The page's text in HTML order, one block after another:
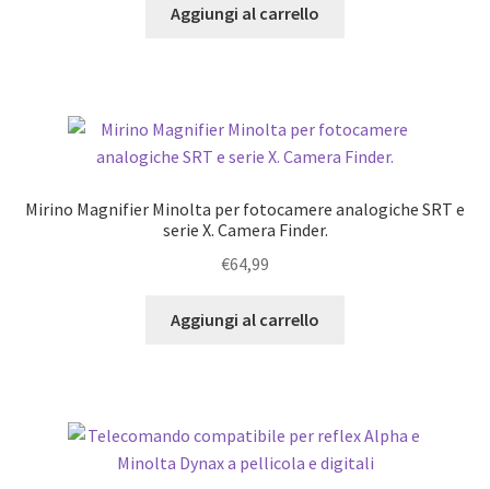
Aggiungi al carrello
Mirino Magnifier Minolta per fotocamere analogiche SRT e
serie X. Camera Finder.
€64,99
Aggiungi al carrello